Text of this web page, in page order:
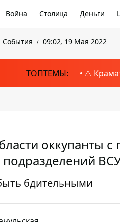
Война Столица Деньги
События 09:02, 19 Мая 2022
ТОПТЕМЫ: ⚠️
оккупанты
бдительными